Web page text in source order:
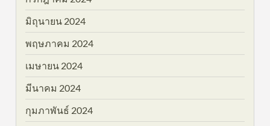
มิถุนายน 2024
พฤษภาคม 2024
เมษายน 2024
มีนาคม 2024
กุมภาพันธ์ 2024